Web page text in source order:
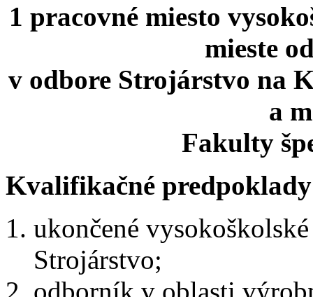
1 pracovné miesto
mieste
v odbore Strojárstvo na
a
Fakulty
Kvalifikačné
ukončené
Strojárstvo;
odborník v oblasti